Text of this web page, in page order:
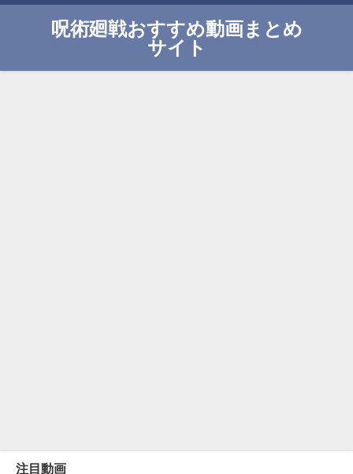
呪術廻戦おすすめ動画まとめ
サイト
注目動画